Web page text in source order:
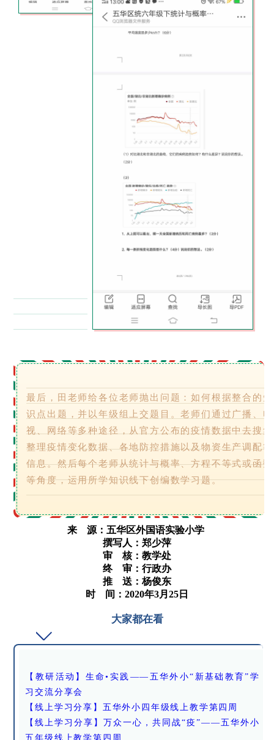
最后，田老师给各位老师抛出问题：如何根据整合的知
识点出题，并以年级组上交题目。老师们通过广播、电
视、网络等多种途径，从官方公布的疫情数据中去搜集
整理疫情变化数据、各地防控措施以及物资生产调配等
信息。然后每个老师从统计与概率、方程不等式或函数
等角度，运用所学知识线下创编数学习题。
来 源： 五华区外国语实验小学
撰写人：郑少萍
审 核：教学处
终 审：行政办
推 送：杨俊东
时 间：2020年3月25日
大家都在看
【教研活动】生命•实践——五华外小“新基础教育”学
习交流分享会
【线上学习分享】五华外小四年级线上教学第四周
【线上学习分享】万众一心，共同战“疫”——五华外小
五年级线上教学第四周